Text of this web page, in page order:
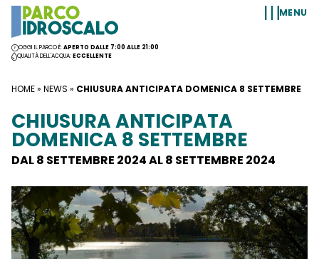
Vai al contenuto
OGGI IL PARCO È:APERTO DALLE 7:00 ALLE 21:00
QUALITÀ DELL'ACQUA:ECCELLENTE
MENU
HOME» NEWS » CHIUSURA ANTICIPATA DOMENICA 8 SETTEMBRE
CHIUSURA ANTICIPATA
DOMENICA 8 SETTEMBRE
DAL 8 SETTEMBRE 2024 AL 8 SETTEMBRE 2024